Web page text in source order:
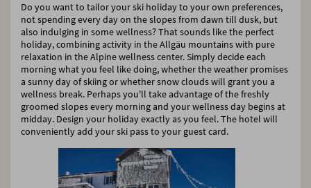
Do you want to tailor your ski holiday to your own preferences,
not spending every day on the slopes from dawn till dusk, but
also indulging in some wellness? That sounds like the perfect
holiday, combining activity in the Allgäu mountains with pure
relaxation in the Alpine wellness center. Simply decide each
morning what you feel like doing, whether the weather promises
a sunny day of skiing or whether snow clouds will grant you a
wellness break. Perhaps you'll take advantage of the freshly
groomed slopes every morning and your wellness day begins at
midday. Design your holiday exactly as you feel. The hotel will
conveniently add your ski pass to your guest card.